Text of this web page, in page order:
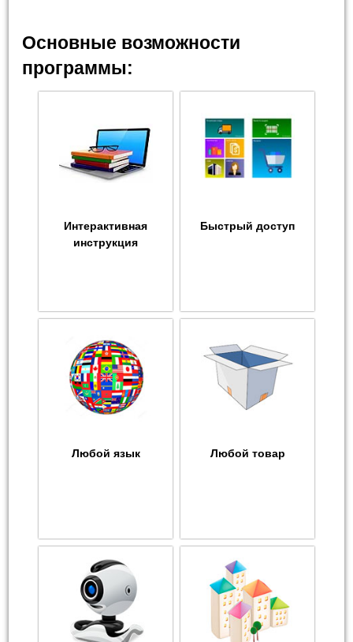
Основные возможности
программы:
Интерактивная
инструкция
Быстрый доступ
Любой язык Любой товар